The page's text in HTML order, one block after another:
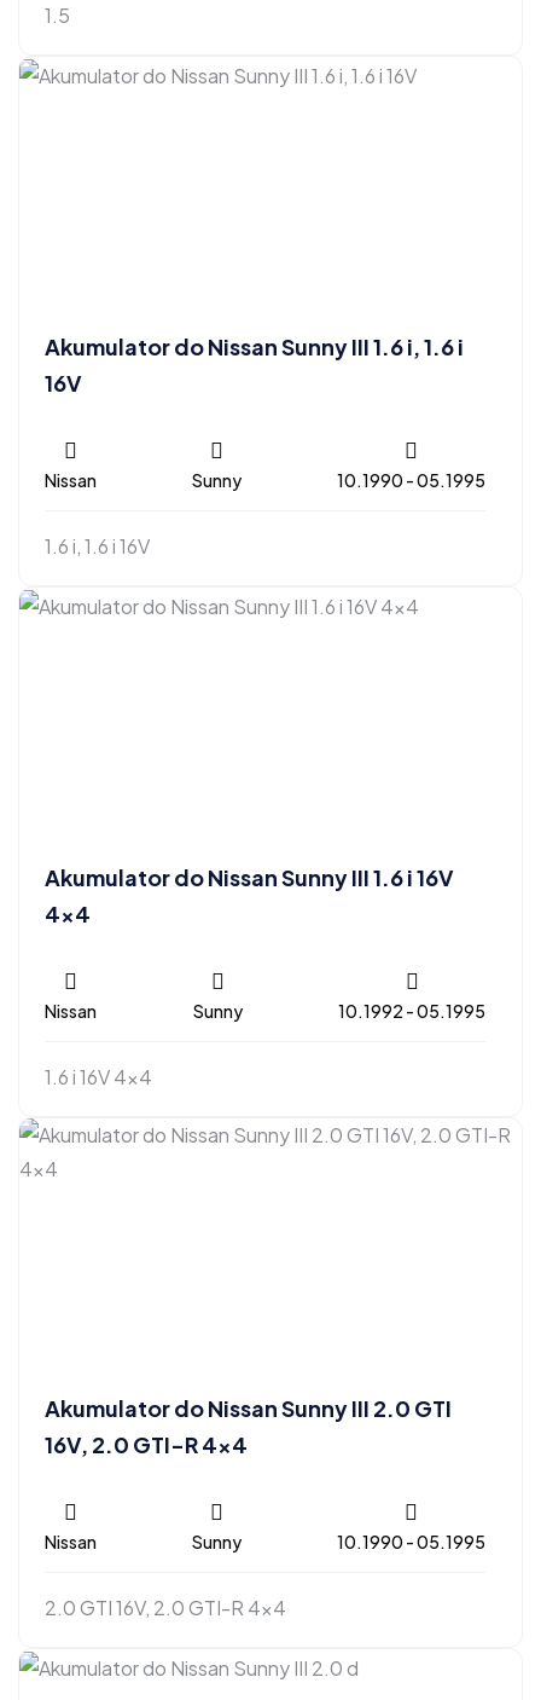
1.5
Akumulator do Nissan Sunny III 1.6 i, 1.6 i
16V
Nissan Sunny 10.1990 - 05.1995
1.6 i, 1.6 i 16V
Akumulator do Nissan Sunny III 1.6 i 16V
4×4
Nissan Sunny 10.1992 - 05.1995
1.6 i 16V 4x4
Akumulator do Nissan Sunny III 2.0 GTI
16V, 2.0 GTI-R 4×4
Nissan Sunny 10.1990 - 05.1995
2.0 GTI 16V, 2.0 GTI-R 4x4